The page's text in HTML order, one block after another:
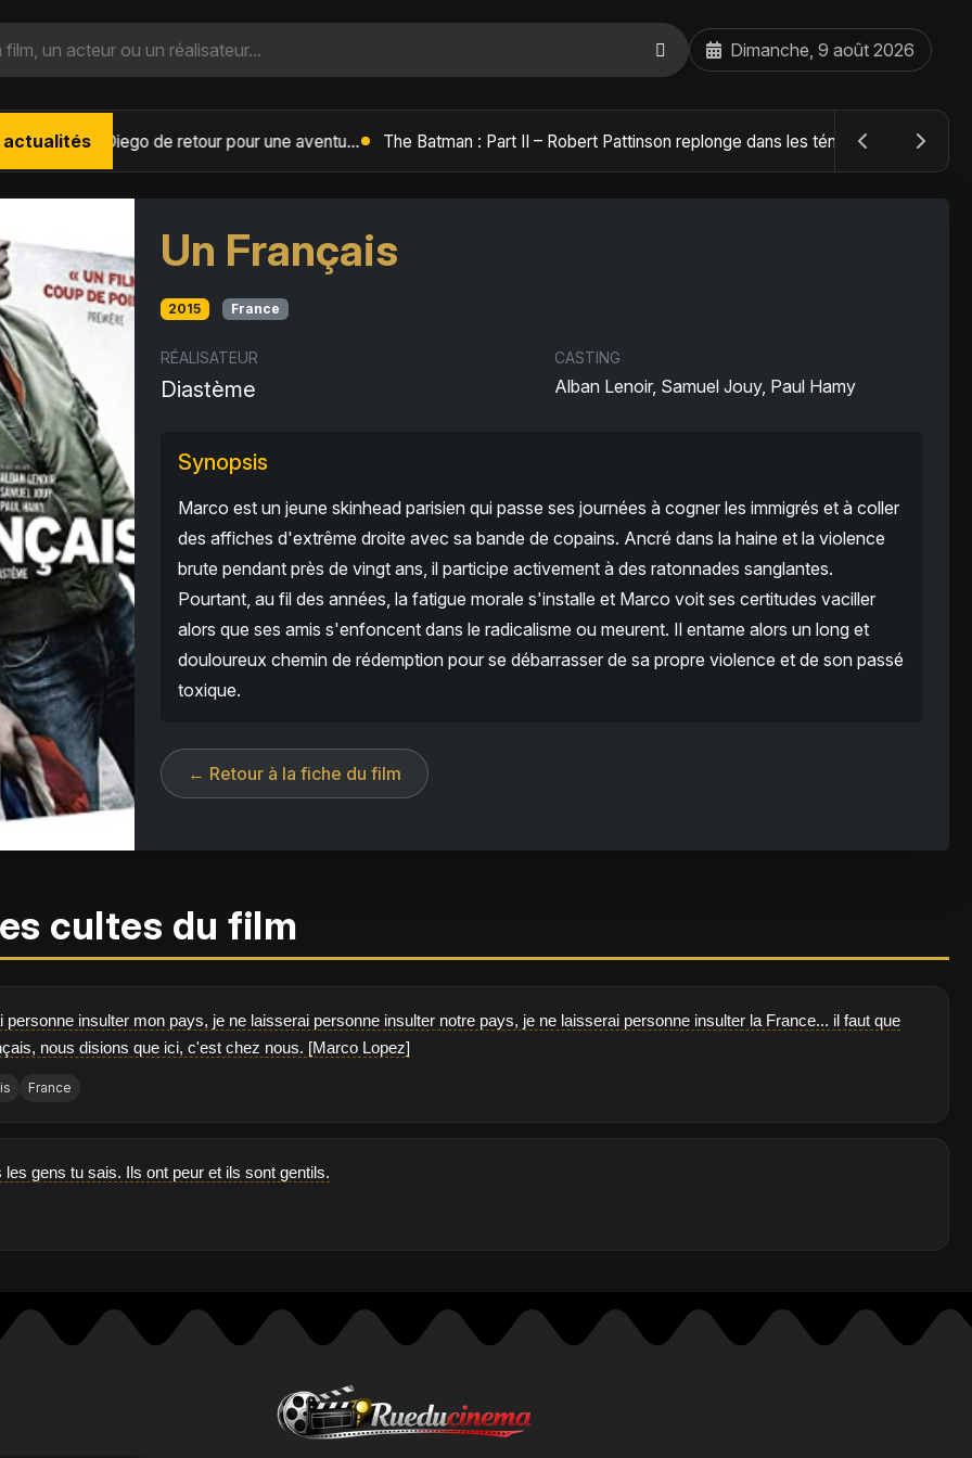
Dimanche, 9 août 2026
actualités L'Âge de Glace : Le Réveil du Volcan – Manny, Sid et Diego de retour pour une aventure explosive The Batman : Part II – Robert Pattinson replonge dans les ténèbres de Gotham dès octobre 2027
Un Français
2015 France
RÉALISATEUR
Diastème
CASTING
Alban Lenoir, Samuel Jouy, Paul Hamy
Synopsis
Marco est un jeune skinhead parisien qui passe ses journées à cogner les immigrés et à coller
des affiches d'extrême droite avec sa bande de copains. Ancré dans la haine et la violence
brute pendant près de vingt ans, il participe activement à des ratonnades sanglantes.
Pourtant, au fil des années, la fatigue morale s'installe et Marco voit ses certitudes vaciller
alors que ses amis s'enfoncent dans le radicalisme ou meurent. Il entame alors un long et
douloureux chemin de rédemption pour se débarrasser de sa propre violence et de son passé
toxique.
← Retour à la fiche du film
cultes du film
personne insulter mon pays, je ne laisserai personne insulter notre pays, je ne laisserai personne insulter la France... il faut que
nous disions que ici, c'est chez nous. [Marco Lopez]
France
les gens tu sais. Ils ont peur et ils sont gentils.